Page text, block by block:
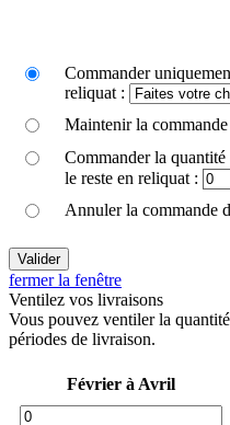
Commander
reliquat :
Maintenir la
Commander la
le reste en reliquat :
Annuler la commande
fermer la fenêtre
Ventilez vos livraisons
Vous pouvez ventiler la
périodes de livraison.
Février à Avril